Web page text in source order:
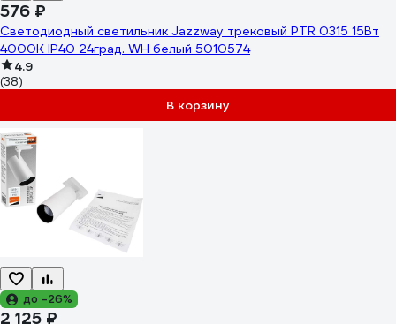
576 ₽
Светодиодный светильник Jazzway трековый PTR 0315 15Вт
4000К IP40 24град. WH белый 5010574
4.9
(38)
В корзину
до -26%
2 125 ₽